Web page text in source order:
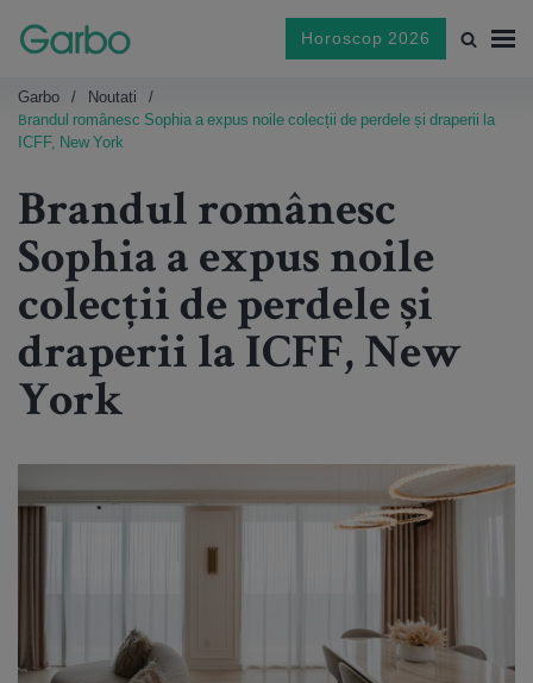
Horoscop 2026
Garbo
Noutati
Brandul românesc Sophia a expus noile colecții de perdele și draperii la
ICFF, New York
Brandul românesc
Sophia a expus noile
colecții de perdele și
draperii la ICFF, New
York